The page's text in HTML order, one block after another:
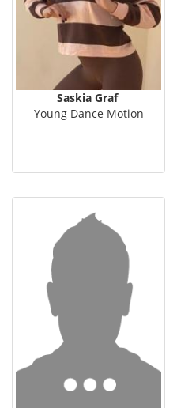
Saskia Graf
Young Dance Motion